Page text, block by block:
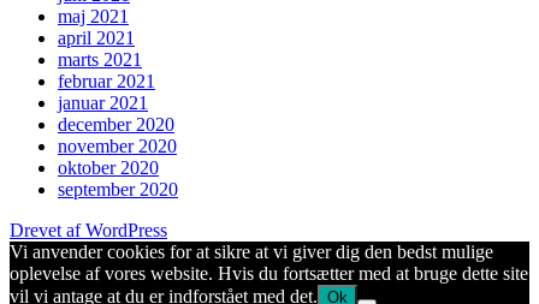
maj 2021
april 2021
marts 2021
februar 2021
januar 2021
december 2020
november 2020
oktober 2020
september 2020
Drevet af WordPress
Vi anvender cookies for at sikre at vi giver dig den bedst mulige
oplevelse af vores website. Hvis du fortsætter med at bruge dette site
vil vi antage at du er indforstået med det. Ok